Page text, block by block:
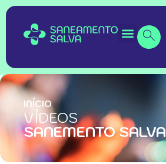
INÍCIO
VÍDEOS
SANEMENTO SALVA